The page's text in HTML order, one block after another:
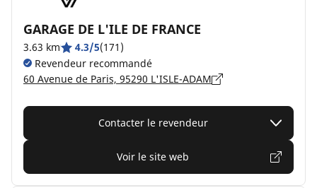
GARAGE DE L'ILE DE FRANCE
3.63 km 4.3/5(171)
Revendeur recommandé
60 Avenue de Paris, 95290 L'ISLE-ADAM
Contacter le revendeur
Voir le site web